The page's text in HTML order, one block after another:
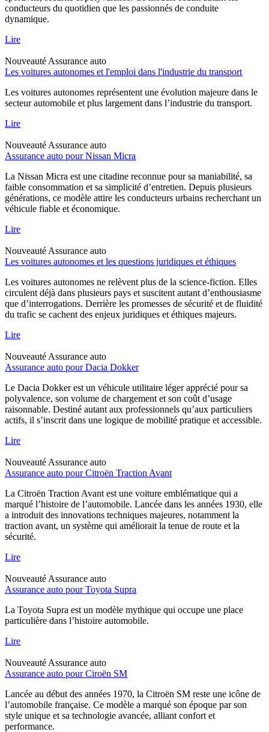
conducteurs du quotidien que les passionnés de conduite
dynamique.
Lire
Nouveauté Assurance auto
Les voitures autonomes et l'emploi dans l'industrie du transport
Les voitures autonomes représentent une évolution majeure dans le
secteur automobile et plus largement dans l’industrie du transport.
Lire
Nouveauté Assurance auto
Assurance auto pour Nissan Micra
La Nissan Micra est une citadine reconnue pour sa maniabilité, sa
faible consommation et sa simplicité d’entretien. Depuis plusieurs
générations, ce modèle attire les conducteurs urbains recherchant un
véhicule fiable et économique.
Lire
Nouveauté Assurance auto
Les voitures autonomes et les questions juridiques et éthiques
Les voitures autonomes ne relèvent plus de la science-fiction. Elles
circulent déjà dans plusieurs pays et suscitent autant d’enthousiasme
que d’interrogations. Derrière les promesses de sécurité et de fluidité
du trafic se cachent des enjeux juridiques et éthiques majeurs.
Lire
Nouveauté Assurance auto
Assurance auto pour Dacia Dokker
Le Dacia Dokker est un véhicule utilitaire léger apprécié pour sa
polyvalence, son volume de chargement et son coût d’usage
raisonnable. Destiné autant aux professionnels qu’aux particuliers
actifs, il s’inscrit dans une logique de mobilité pratique et accessible.
Lire
Nouveauté Assurance auto
Assurance auto pour Citroën Traction Avant
La Citroën Traction Avant est une voiture emblématique qui a
marqué l’histoire de l’automobile. Lancée dans les années 1930, elle
a introduit des innovations techniques majeures, notamment la
traction avant, un système qui améliorait la tenue de route et la
sécurité.
Lire
Nouveauté Assurance auto
Assurance auto pour Toyota Supra
La Toyota Supra est un modèle mythique qui occupe une place
particulière dans l’histoire automobile.
Lire
Nouveauté Assurance auto
Assurance auto pour Ciroën SM
Lancée au début des années 1970, la Citroën SM reste une icône de
l’automobile française. Ce modèle a marqué son époque par son
style unique et sa technologie avancée, alliant confort et
performance.